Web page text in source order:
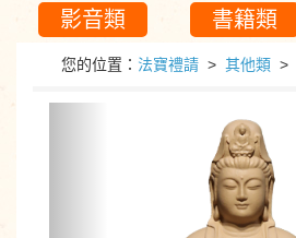
影音類 書籍類
您的位置： 法寶禮請 > 其他類 >